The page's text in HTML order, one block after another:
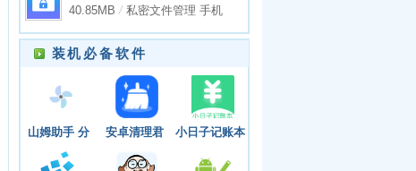
40.85MB /私密文件管理 手机
装机必备软件
山姆助手 分
辨率
安卓清理君
小日子记账本
安卓最新版